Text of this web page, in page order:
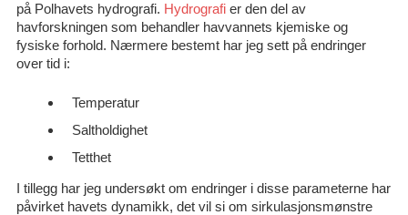
på Polhavets hydrografi. Hydrografier den del av
havforskningen som behandler havvannets kjemiske og
fysiske forhold. Nærmere bestemt har jeg sett på endringer
over tid i:
Temperatur
Saltholdighet
Tetthet
I tillegg har jeg undersøkt om endringer i disse parameterne har
påvirket havets dynamikk, det vil si om sirkulasjonsmønstre